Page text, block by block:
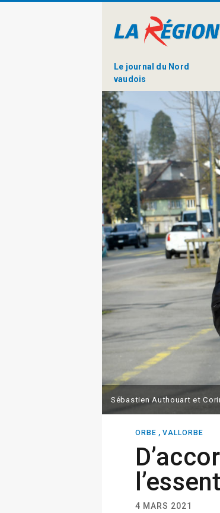
Le journal du Nord
vaudois
Sébastien Authouart et
ORBE , VALLORBE
4 MARS 2021